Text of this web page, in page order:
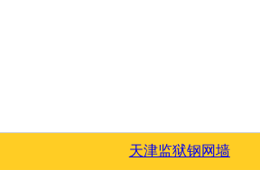
天津监狱钢网墙